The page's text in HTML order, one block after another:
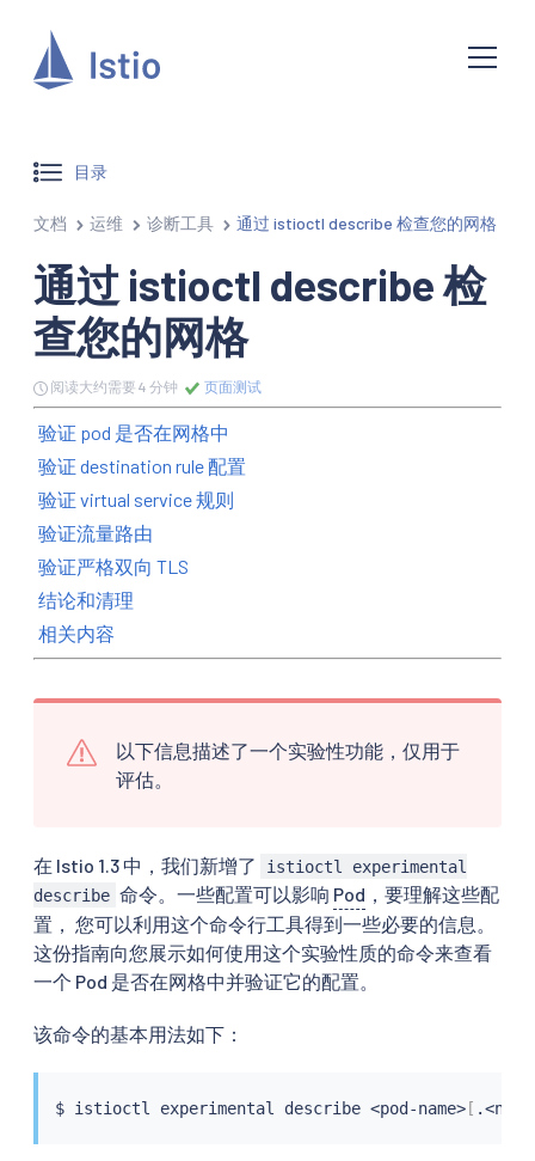
目录
文档 运维 诊断工具 通过 istioctl describe 检查您的网格
通过 istioctl describe 检
查您的网格
阅读大约需要 4 分钟 页面测试
验证 pod 是否在网格中
验证 destination rule 配置
验证 virtual service 规则
验证流量路由
验证严格双向 TLS
结论和清理
相关内容
以下信息描述了一个实验性功能，仅用于
评估。
在 Istio 1.3 中，我们新增了
istioctl experimental
describe 命令。一些配置可以影响 Pod ，要理解这些配
置， 您可以利用这个命令行工具得到一些必要的信息。
这份指南向您展示如何使用这个实验性质的命令来查看
一个 Pod 是否在网格中并验证它的配置。
该命令的基本用法如下：
$ istioctl experimental describe <pod-name>[ .<